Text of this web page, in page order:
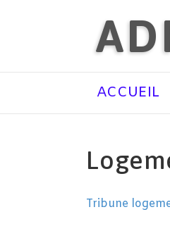
ACCUEIL
Tribune